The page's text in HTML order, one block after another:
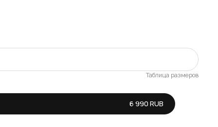
Осталось мало
Таблица размеров
6 990 RUB